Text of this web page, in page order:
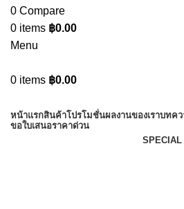
0 Compare
0 items ฿0.00
Menu
0 items ฿0.00
หน้าแรกสินค้าโปรโมชั่นผลงานของเราบทคว
ขอใบเสนอราคาด่วน
SPECIAL